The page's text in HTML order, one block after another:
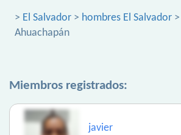
> El Salvador > hombres El Salvador
Ahuachapán
Miembros registrados:
javier